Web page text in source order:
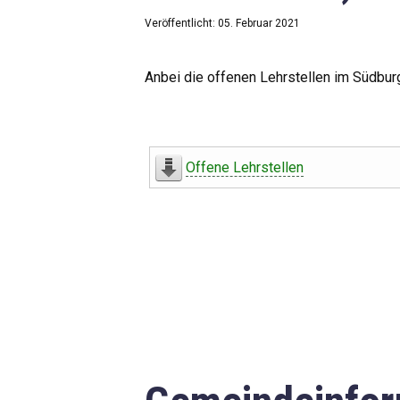
Veröffentlicht: 05. Februar 2021
Anbei die offenen Lehrstellen im
Offene Lehrstellen